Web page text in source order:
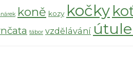
koně kozy kočky
tábor vzdělávání